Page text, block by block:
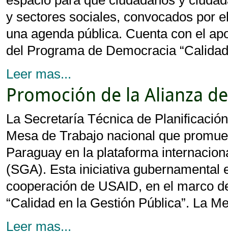
y sectores sociales, convocados por
una agenda pública. Cuenta con el
del Programa de Democracia
Leer mas...
Promoción de la Alianza
La Secretaría Técnica de
Mesa de Trabajo nacional que
Paraguay en la plataforma
(SGA). Esta iniciativa gubernamental
cooperación de USAID, en el marco
“Calidad en la Gestión Pública”. La
Leer mas...